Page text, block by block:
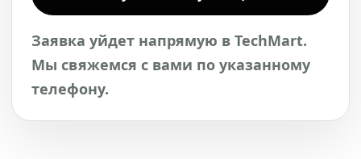
Заявка уйдет напрямую в TechMart.
Мы свяжемся с вами по указанному
телефону.